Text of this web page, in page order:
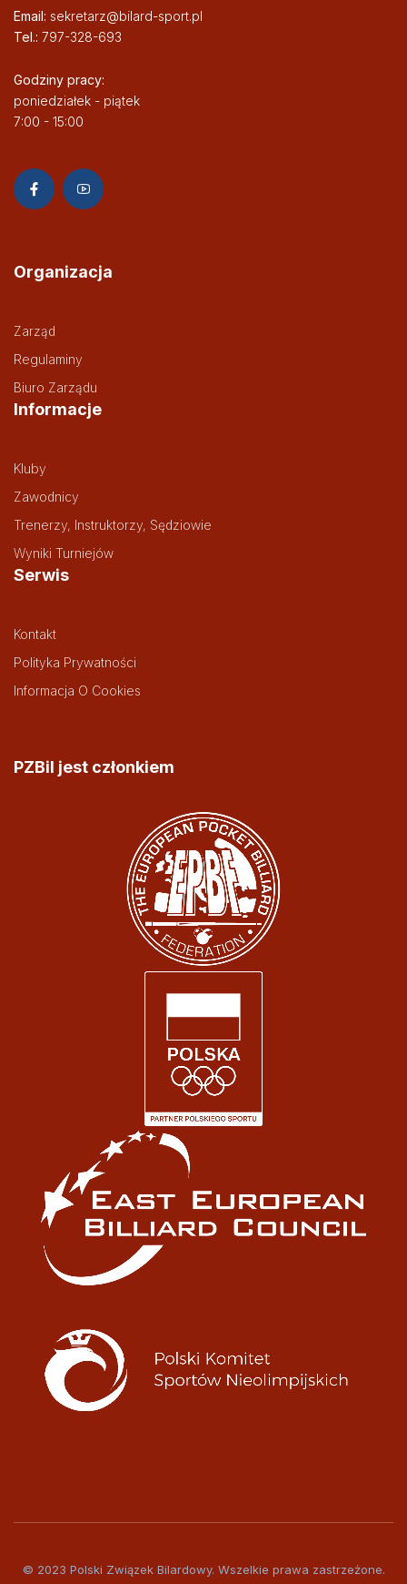
Email: sekretarz@bilard-sport.pl
Tel.: 797-328-693
Godziny pracy:
poniedziałek - piątek
7:00 - 15:00
Organizacja
Zarząd
Regulaminy
Biuro Zarządu
Informacje
Kluby
Zawodnicy
Trenerzy, Instruktorzy, Sędziowie
Wyniki Turniejów
Serwis
Kontakt
Polityka Prywatności
Informacja O Cookies
PZBil jest członkiem
© 2023 Polski Związek Bilardowy. Wszelkie prawa zastrzeżone.